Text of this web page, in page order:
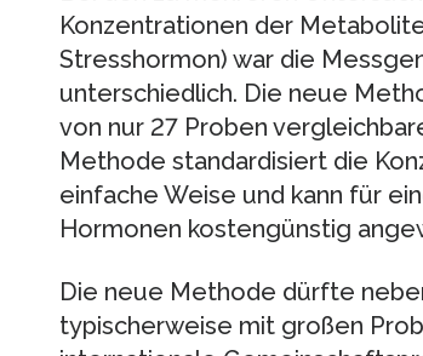
Konzentrationen der
Stresshormon) war die
unterschiedlich. Die neue
von nur 27 Proben
Methode standardisiert die
einfache Weise und kann für
Hormonen kostengünstig
Die neue Methode dürfte
typischerweise mit großen